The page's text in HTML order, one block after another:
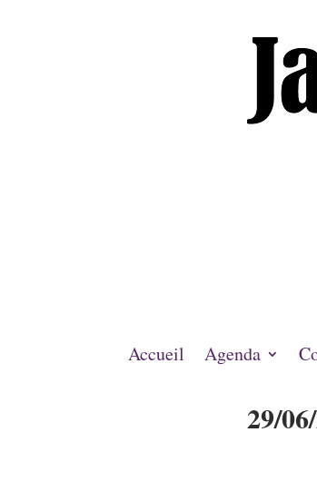
Accueil Agenda
29/